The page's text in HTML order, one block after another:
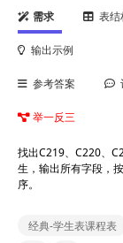
需求 表结
输出示例
参考答案
举一反三
找出C219、C220、
生，输出所有字段，
序。
经典-学生表课程表